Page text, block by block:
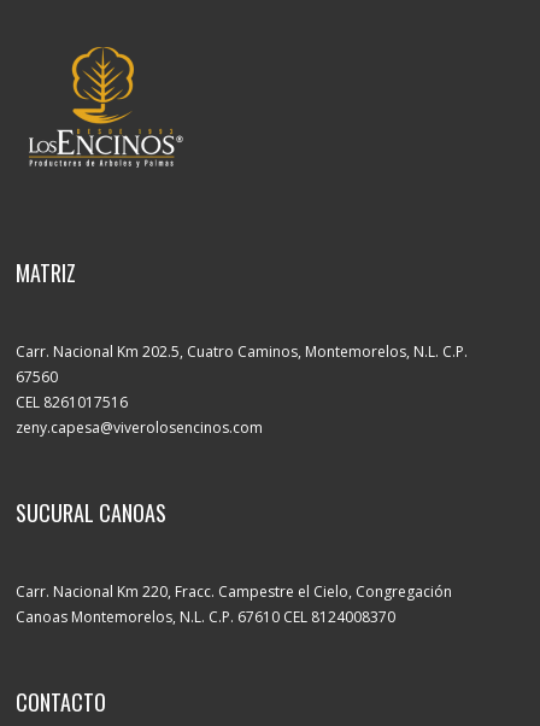
MATRIZ
Carr. Nacional Km 202.5, Cuatro Caminos, Montemorelos, N.L. C.P.
67560
CEL 8261017516
zeny.capesa@viverolosencinos.com
SUCURAL CANOAS
Carr. Nacional Km 220, Fracc. Campestre el Cielo, Congregación
Canoas Montemorelos, N.L. C.P. 67610 CEL 8124008370
CONTACTO